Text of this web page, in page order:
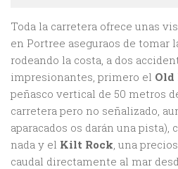
Toda la carretera ofrece unas
en Portree aseguraos de tomar
rodeando la costa, a dos
impresionantes, primero el Old
peñasco vertical de 50 metros
carretera pero no señalizado,
aparacados os darán una pista),
nada y el Kilt Rock, una
caudal directamente al mar